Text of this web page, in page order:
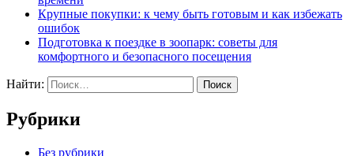
Крупные покупки: к чему быть готовым и как избежать
ошибок
Подготовка к поездке в зоопарк: советы для
комфортного и безопасного посещения
Найти:
Рубрики
Без рубрики